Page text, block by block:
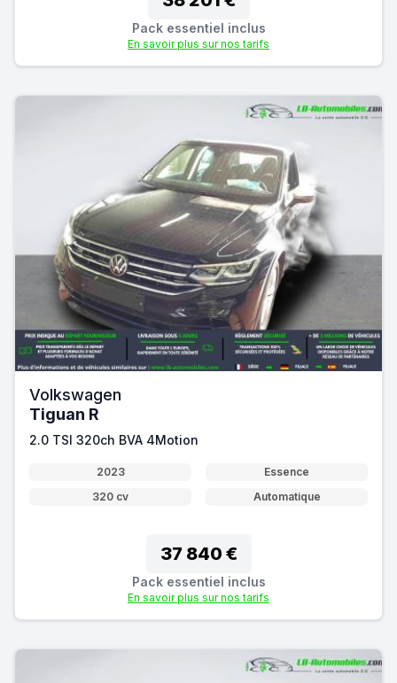
Pack essentiel inclus
En savoir plus sur nos tarifs
Volkswagen
Tiguan R
2.0 TSI 320ch BVA 4Motion
2023
Essence
320 cv
Automatique
37 840 €
Pack essentiel inclus
En savoir plus sur nos tarifs